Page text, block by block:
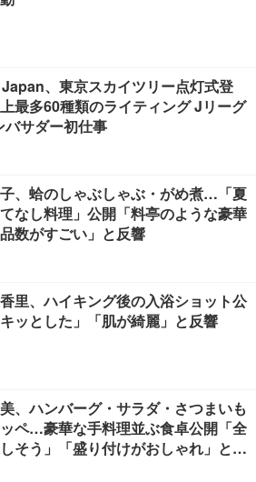
、東京スカイツリー点灯式登
最多60種類のライティング Jリーグ
バサダー初仕事
、蛤のしゃぶしゃぶ・がめ煮…「夏
なし料理」公開「料亭のような豪華
数がすごい」と反響
里、ハイキング後の入浴ショット公
ッとした」「肌が綺麗」と反響
、ハンバーグ・サラダ・さつまいも
ペ…豪華な手料理並ぶ食卓公開「全
そう」「盛り付けがおしゃれ」と絶